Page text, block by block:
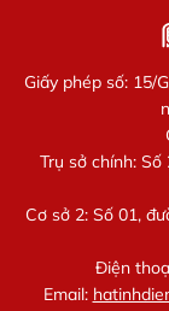
Giấy phép số: 15/
Trụ sở chính:
Cơ sở 2: Số 01,
Điện
Email: